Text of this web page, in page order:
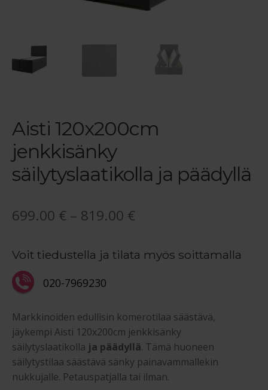
Aisti 120x200cm
jenkkisänky
säilytyslaatikolla ja päädyllä
699.00 € – 819.00 €
-
Voit tiedustella ja tilata myös soittamalla
020-7969230
Markkinoiden edullisin komerotilaa säästävä,
jäykempi Aisti 120x200cm jenkkisänky
säilytyslaatikolla ja päädyllä. Tämä huoneen
säilytystilaa säästävä sänky painavammallekin
nukkujalle. Petauspatjalla tai ilman.